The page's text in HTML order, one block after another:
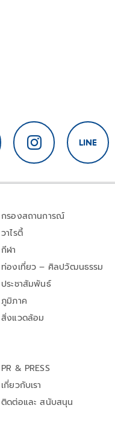
กรองสถานการณ์
วาไรตี้
กีฬา
ท่องเที่ยว – ศิลปวัฒนธรรม
ประชาสัมพันธ์
ภูมิภาค
สิ่งแวดล้อม
PR & PRESS
เกี่ยวกับเรา
ติดต่อและ สนับสนุน